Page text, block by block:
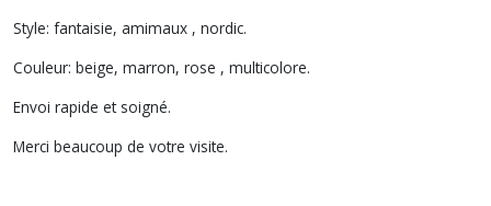
Style: fantaisie, amimaux , nordic.
Couleur: beige, marron, rose , multicolore.
Envoi rapide et soigné.
Merci beaucoup de votre visite.